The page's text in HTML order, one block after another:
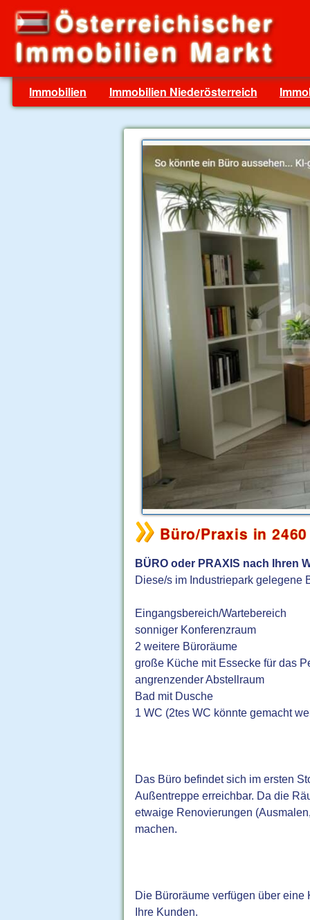
Immobilien Immobilien Niederösterreich
Büro/Praxis in
BÜRO oder PRAXIS nach Ihren
Diese/s im Industriepark gelegene
Eingangsbereich/Wartebereich
sonniger Konferenzraum
2 weitere Büroräume
große Küche mit Essecke für das
angrenzender Abstellraum
Bad mit Dusche
1 WC (2tes WC könnte gemacht
Das Büro befindet sich im ersten
Außentreppe erreichbar. Da die
etwaige Renovierungen
machen.
Die Büroräume verfügen über
Ihre Kunden.